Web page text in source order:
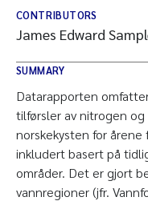
CONTRIBUTORS
James Edward
SUMMARY
Datarapporten
tilførsler av nitrogen
norskekysten for
inkludert basert på
områder. Det er gjort
vannregioner (jfr.